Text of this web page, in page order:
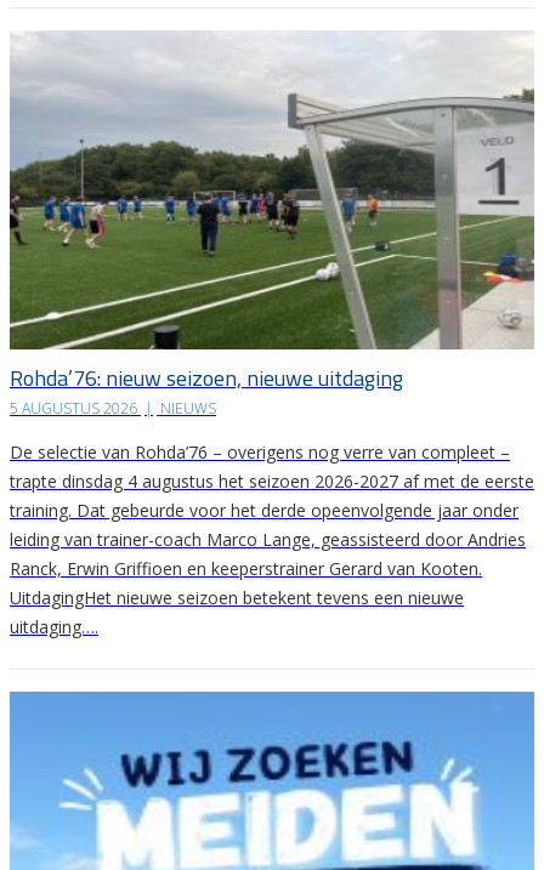
Rohda’76: nieuw seizoen, nieuwe uitdaging
5 AUGUSTUS 2026 | NIEUWS
De selectie van Rohda’76 – overigens nog verre van compleet –
trapte dinsdag 4 augustus het seizoen 2026-2027 af met de eerste
training. Dat gebeurde voor het derde opeenvolgende jaar onder
leiding van trainer-coach Marco Lange, geassisteerd door Andries
Ranck, Erwin Griffioen en keeperstrainer Gerard van Kooten.
UitdagingHet nieuwe seizoen betekent tevens een nieuwe
uitdaging….